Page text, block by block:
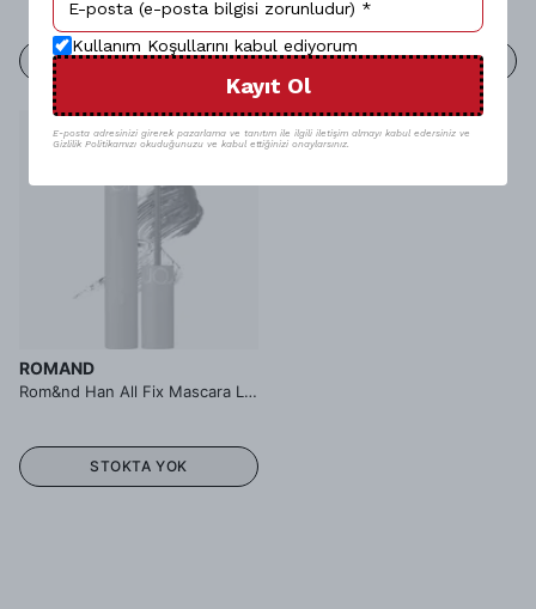
STOKTA YOK STOKTA YOK
Tükendi
ROMAND
Rom&nd Han All Fix Mascara Long Black - Maskara
STOKTA YOK
Kullanım Koşullarını kabul ediyorum
Kayıt Ol
E-posta adresinizi girerek pazarlama ve tanıtım ile ilgili iletişim almayı kabul edersiniz ve
Gizlilik Politikamızı okuduğunuzu ve kabul ettiğinizi onaylarsınız.